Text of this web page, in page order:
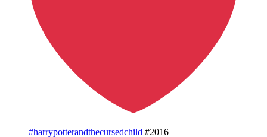
#harrypotterandthecursedchild #2016